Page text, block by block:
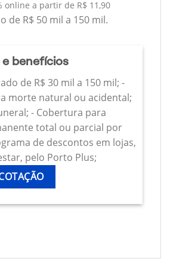
online a partir de R$ 11,90
de R$ 50 mil a 150 mil.
benefícios
de R$ 30 mil a 150 mil; -
morte natural ou acidental;
- Cobertura para
total ou parcial por
de descontos em lojas,
pelo Porto Plus;